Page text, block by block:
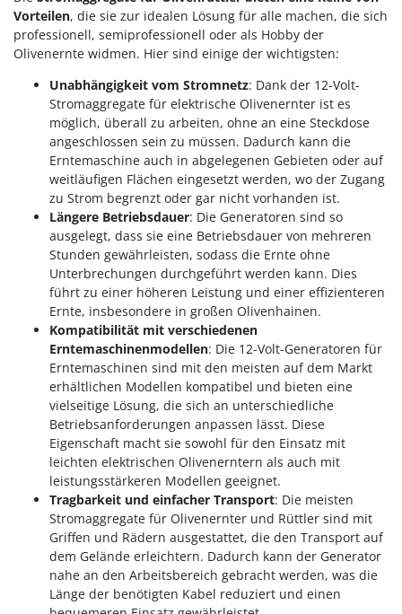
Zinkeneggen
Zubehör für Rasentraktoren
M
M.A.I.BO.
Macom
Macte Ovens
Makita
MAMMAMIA
Marcato
Marina Systems
Master
Mastercook
McCulloch
MCH
Michelin
Mille
Minox
Mockmill
More than chef
MOSA
MOVA
Mowox
MTD
New O.M.R.A.
Vorteilen, die sie zur idealen Lösung für alle machen, die sich
professionell, semiprofessionell oder als Hobby der
Olivenernte widmen. Hier sind einige der wichtigsten:
Unabhängigkeit vom Stromnetz: Dank der 12-Volt-
Stromaggregate für elektrische Olivenernter ist es
möglich, überall zu arbeiten, ohne an eine Steckdose
angeschlossen sein zu müssen. Dadurch kann die
Erntemaschine auch in abgelegenen Gebieten oder auf
weitläufigen Flächen eingesetzt werden, wo der Zugang
zu Strom begrenzt oder gar nicht vorhanden ist.
Längere Betriebsdauer: Die Generatoren sind so
ausgelegt, dass sie eine Betriebsdauer von mehreren
Stunden gewährleisten, sodass die Ernte ohne
Unterbrechungen durchgeführt werden kann. Dies
führt zu einer höheren Leistung und einer effizienteren
Ernte, insbesondere in großen Olivenhainen.
Kompatibilität mit verschiedenen
Erntemaschinenmodellen: Die 12-Volt-Generatoren für
Erntemaschinen sind mit den meisten auf dem Markt
erhältlichen Modellen kompatibel und bieten eine
vielseitige Lösung, die sich an unterschiedliche
Betriebsanforderungen anpassen lässt. Diese
Eigenschaft macht sie sowohl für den Einsatz mit
leichten elektrischen Olivenerntern als auch mit
leistungsstärkeren Modellen geeignet.
Tragbarkeit und einfacher Transport: Die meisten
Stromaggregate für Olivenernter und Rüttler sind mit
Griffen und Rädern ausgestattet, die den Transport auf
dem Gelände erleichtern. Dadurch kann der Generator
nahe an den Arbeitsbereich gebracht werden, was die
Länge der benötigten Kabel reduziert und einen